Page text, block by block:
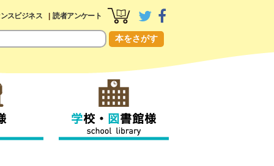
スビジネス 読者アンケート
本をさがす